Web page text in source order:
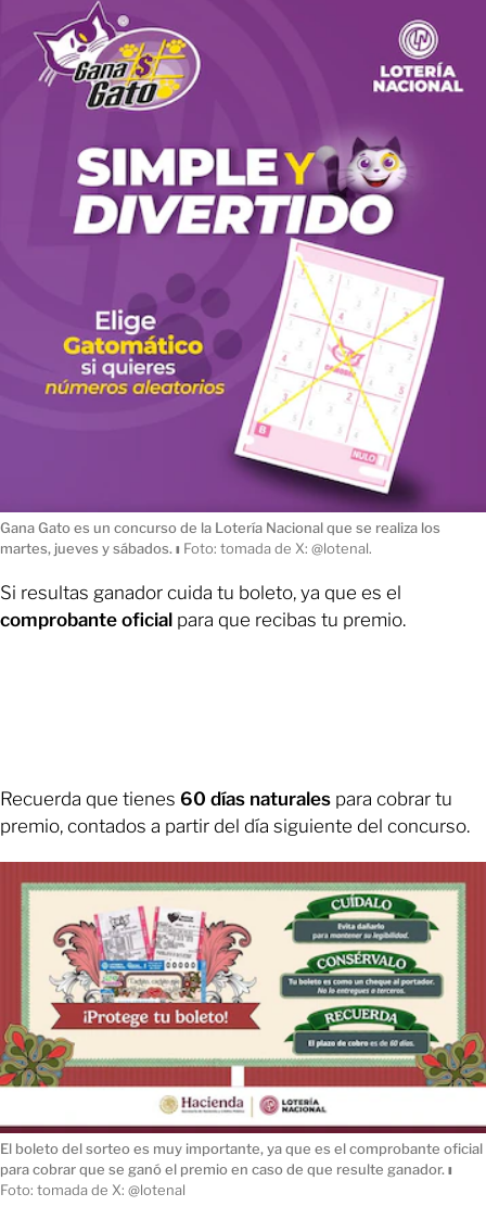
Gana Gato es un concurso de la Lotería Nacional que se realiza los
martes, jueves y sábados. ı Foto: tomada de X: @lotenal.
Si resultas ganador cuida tu boleto, ya que es el
comprobante oficial para que recibas tu premio.
Recuerda que tienes 60 días naturales para cobrar tu
premio, contados a partir del día siguiente del concurso.
El boleto del sorteo es muy importante, ya que es el comprobante oficial
para cobrar que se ganó el premio en caso de que resulte ganador. ı
Foto: tomada de X: @lotenal